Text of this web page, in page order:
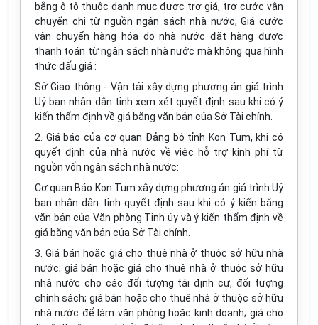
bằng ô tô thuộc danh mục được trợ giá, trợ cước vận
chuyển chi từ nguồn ngân sách nhà nước; Giá cước
vận chuyển hàng hóa do nhà nước đặt hàng được
thanh toán từ ngân sách nhà nước mà không qua hình
thức đấu giá :
Sở Giao thông - Vận tải xây dựng phương án giá trình
Uỷ ban nhân dân tỉnh xem xét quyết định sau khi có ý
kiến thẩm định về giá bằng văn bản của Sở Tài chính.
2. Giá báo của cơ quan Đảng bộ tỉnh Kon Tum, khi có
quyết định của nhà nước về việc hỗ trợ kinh phí từ
nguồn vốn ngân sách nhà nước:
Cơ quan Báo Kon Tum xây dựng phương án giá trình Uỷ
ban nhân dân tỉnh quyết định sau khi có ý kiến bằng
văn bản của Văn phòng Tỉnh ủy và ý kiến thẩm định về
giá bằng văn bản của Sở Tài chính.
3. Giá bán hoặc giá cho thuê nhà ở thuộc sở hữu nhà
nước; giá bán hoặc giá cho thuê nhà ở thuộc sở hữu
nhà nước cho các đối tượng tái định cư, đối tượng
chính sách; giá bán hoặc cho thuê nhà ở thuộc sở hữu
nhà nước để làm văn phòng hoặc kinh doanh; giá cho